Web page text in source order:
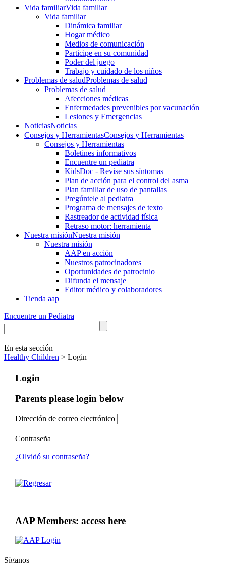
Vida familiarVida familiar
Vida familiar
Dinámica familiar
Hogar médico
Medios de comunicación
Participe en su comunidad
Poder del juego
Trabajo y cuidado de los niños
Problemas de saludProblemas de salud
Problemas de salud
Afecciones médicas
Enfermedades prevenibles por vacunación
Lesiones y Emergencias
NoticiasNoticias
Consejos y HerramientasConsejos y Herramientas
Consejos y Herramientas
Boletines informativos
Encuentre un pediatra
KidsDoc - Revise sus síntomas
Plan de acción para el control del asma
Plan familiar de uso de pantallas
Pregúntele al pediatra
Programa de mensajes de texto
Rastre​​ador de activida​d física
Retraso motor: herramienta
Nuestra misiónNuestra misión
Nuestra misión
AAP en acción
Nuestros patrocinadores
Oportunidades de patrocinio
Difunda el mensaje
Editor médico y colaboradores
Tienda aap
Encuentre un Pediatra
En esta sección
Healthy Children > Login
Login
Parents please login below
Dirección de correo electrónico
Contraseña
¿Olvidó su contraseña?
AAP Members: access here
Síganos